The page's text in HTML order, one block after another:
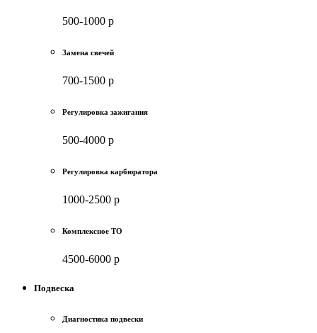
500-1000 р
Замена свечей
700-1500 р
Регулировка зажигания
500-4000 р
Регулировка карбюратора
1000-2500 р
Комплексное ТО
4500-6000 р
Подвеска
Диагностика подвески